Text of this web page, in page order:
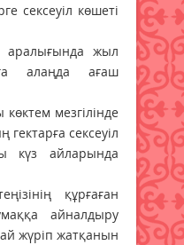
сексеуіл көшеті
аралығында жыл
алаңда ағаш
мезгілінде
сексеуіл
күз айларында
құрғаған
айналдыру
жүріп жатқанын